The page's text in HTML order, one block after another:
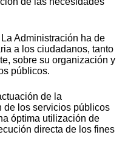
Administración ha de
a los ciudadanos, tanto
sobre su organización y
públicos.
de la
de los servicios públicos
óptima utilización de
directa de los fines